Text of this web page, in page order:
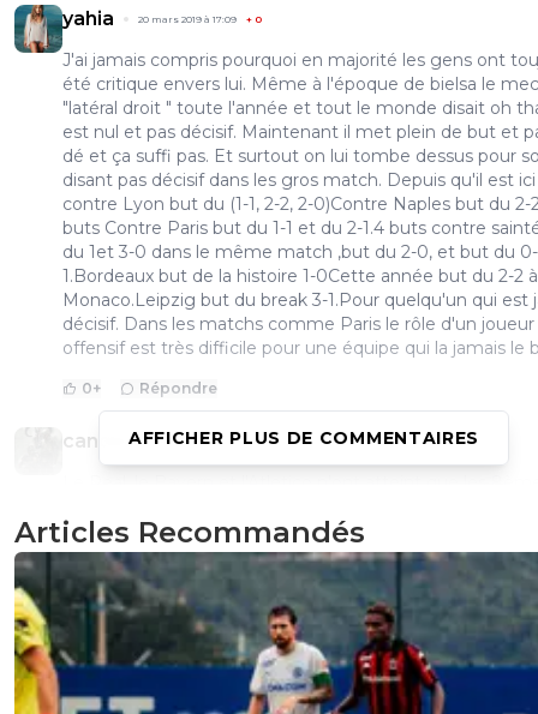
yahia 20 mars 2019 à 17:09 + 0
J'ai jamais compris pourquoi en majorité les gens ont
été critique envers lui. Même à l'époque de bielsa le
"latéral droit " toute l'année et tout le monde disait oh
est nul et pas décisif. Maintenant il met plein de but et
dé et ça suffi pas. Et surtout on lui tombe dessus pour
disant pas décisif dans les gros match. Depuis qu'il est
contre Lyon but du (1-1, 2-2, 2-0)Contre Naples but du 2-
buts Contre Paris but du 1-1 et du 2-1.4 buts contre
du 1et 3-0 dans le même match ,but du 2-0, et but du 0-
1.Bordeaux but de la histoire 1-0Cette année but du 2-2 à
Monaco.Leipzig but du break 3-1.Pour quelqu'un qui est
décisif. Dans les matchs comme Paris le rôle d'un joueur
offensif est très difficile pour une équipe qui la jamais le
0+ Répondre
canderous91 20 mars 2019 à 14:28 +0
0+ Répondre
daniel-carrez
les journalistes de l'équipe.. tout est dit, aucune
AFFICHER PLUS DE COMMENTAIRES
Articles Recommandés